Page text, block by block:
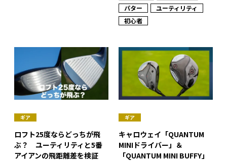
パター
ユーティリティ
初心者
ギア
ロフト25度ならどっちが飛
ぶ？ ユーティリティと5番
アイアンの飛距離差を検証
ギア
キャロウェイ「QUANTUM
MINIドライバー」＆
「QUANTUM MINI BUFFY」